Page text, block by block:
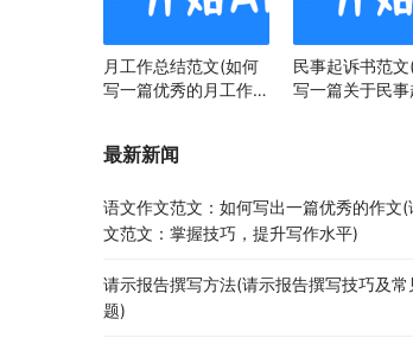
月工作总结范文(如何
写一篇优秀的月工作总
民事起诉书范
写一篇关于民事
最新新闻
语文作文范文：如何写出一篇优秀的作文(
文范文：掌握技巧，提升写作水平)
请示报告撰写方法(请示报告撰写技巧及常
题)